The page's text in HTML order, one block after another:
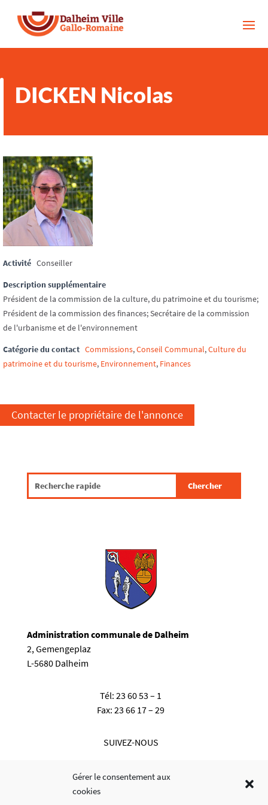
Gérer le consentement aux
cookies
DICKEN Nicolas
Activité Conseiller
Description supplémentaire
Président de la commission de la culture, du patrimoine et du tourisme;
Président de la commission des finances; Secrétaire de la commission
de l'urbanisme et de l'environnement
Catégorie du contact Commissions,Conseil Communal,Culture du
patrimoine et du tourisme, Environnement, Finances
Contacter le propriétaire de l'annonce
Administration communale de Dalheim
2, Gemengeplaz
L-5680 Dalheim
Tél:23 60 53 – 1
Fax:23 66 17 – 29
SUIVEZ-NOUS